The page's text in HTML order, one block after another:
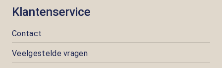
Klantenservice
Contact
Veelgestelde vragen